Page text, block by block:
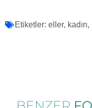
Etiketler: eller, kadın,